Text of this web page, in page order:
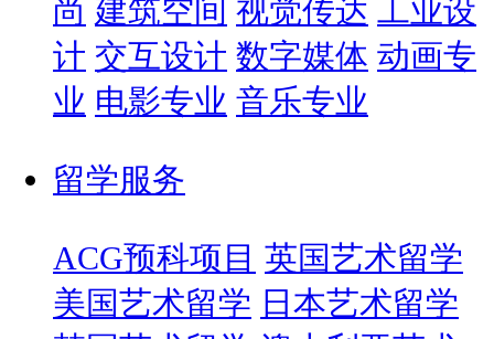
尚 建筑空间 视觉传达 工业设
计 交互设计 数字媒体 动画专
业 电影专业 音乐专业
留学服务
ACG预科项目 英国艺术留学
美国艺术留学 日本艺术留学